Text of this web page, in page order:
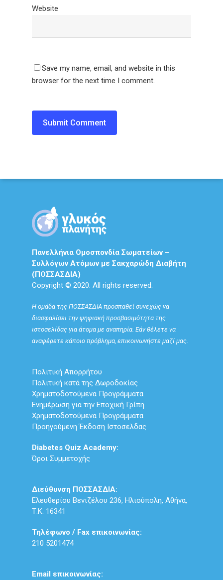
Website
Save my name, email, and website in this
browser for the next time I comment.
Πανελλήνια Ομοσπονδία Σωματείων –
Συλλόγων Ατόμων με Σακχαρώδη Διαβήτη
(ΠΟΣΣΑΣΔΙΑ)
Copyright © 2020. All rights reserved.
Η ομάδα της ΠΟΣΣΑΣΔΙΑ προσπαθεί συνεχώς να
διασφαλίσει την ψηφιακή προσβασιμότητα της
ιστοσελίδας για άτομα με αναπηρία. Εάν θέλετε να
αναφέρετε κάποιο πρόβλημα, επικοινωνήστε μαζί μας.
Πολιτική Απορρήτου
Πολιτική κατά της Δωροδοκίας
Χρηματοδοτούμενα Προγράμματα
Ενημέρωση για την Εποχική Γρίπη
Χρηματοδοτούμενα Προγράμματα
Προηγούμενη Έκδοση Ιστοσελδας
Diabetes Quiz Academy:
Όροι Συμμετοχής
Διεύθυνση ΠΟΣΣΑΣΔΙΑ:
Ελευθερίου Βενιζέλου 236, Ηλιούπολη, Αθήνα,
Τ.Κ. 16341
Τηλέφωνο / Fax επικοινωνίας:
210 5201474
Email επικοινωνίας: